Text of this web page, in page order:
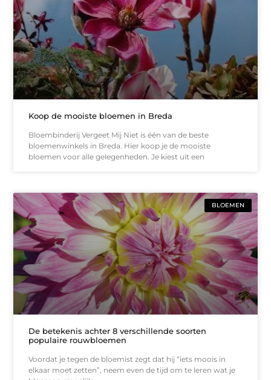
Koop de mooiste bloemen in Breda
Bloembinderij Vergeet Mij Niet is één van de beste
bloemenwinkels in Breda. Hier koop je de mooiste
bloemen voor alle gelegenheden. Je kiest uit een
BLOEMEN
De betekenis achter 8 verschillende soorten
populaire rouwbloemen
Voordat je tegen de bloemist zegt dat hij “iets moois in
elkaar moet zetten”, neem even de tijd om te leren wat je